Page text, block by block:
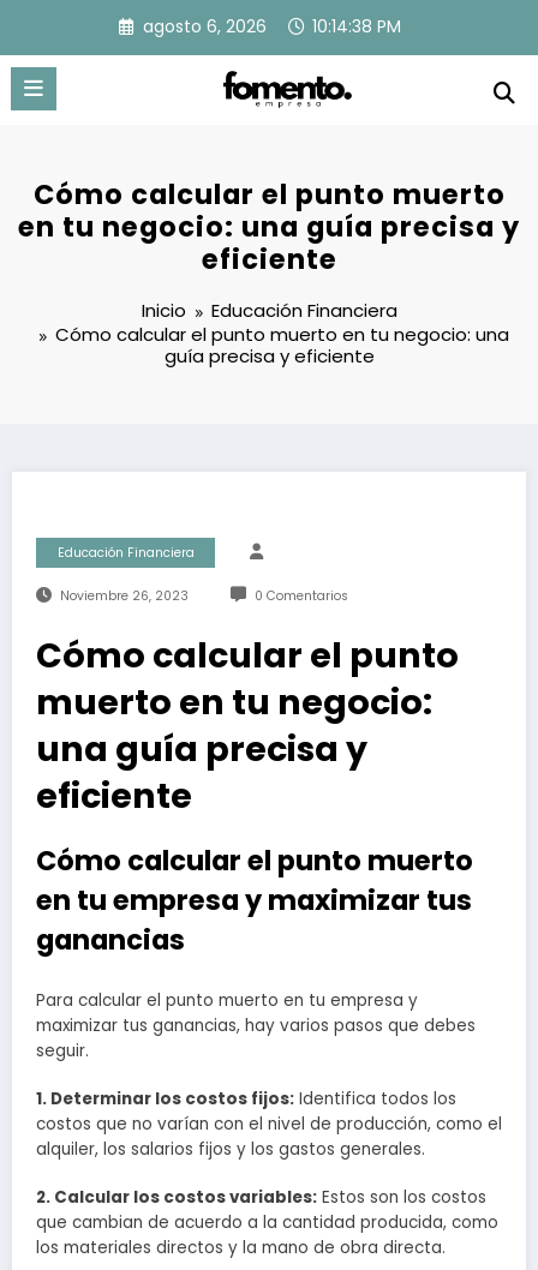
contenido
agosto 6, 2026 10:14:39 PM
Cómo calcular el punto muerto
en tu negocio: una guía precisa y
eficiente
Inicio
Educación Financiera
Cómo calcular el punto muerto en tu negocio: una
guía precisa y eficiente
Educación Financiera
Noviembre 26, 2023 0 Comentarios
Cómo calcular el punto
muerto en tu negocio:
una guía precisa y
eficiente
Cómo calcular el punto muerto
en tu empresa y maximizar tus
ganancias
Para calcular el punto muerto en tu empresa y
maximizar tus ganancias, hay varios pasos que debes
seguir.
1. Determinar los costos fijos: Identifica todos los
costos que no varían con el nivel de producción, como el
alquiler, los salarios fijos y los gastos generales.
2. Calcular los costos variables: Estos son los costos
que cambian de acuerdo a la cantidad producida, como
los materiales directos y la mano de obra directa.